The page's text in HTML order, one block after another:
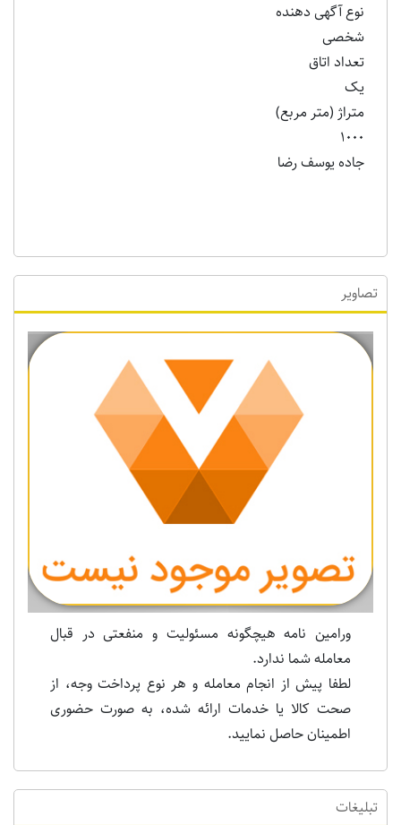
نوع آگهی دهنده
شخصی
تعداد اتاق
یک
متراژ (متر مربع)
۱۰۰۰
جاده یوسف رضا
تصاویر
ورامین نامه هیچگونه مسئولیت و منفعتی در قبال
معامله شما ندارد.
لطفا پیش از انجام معامله و هر نوع پرداخت وجه، از
صحت کالا یا خدمات ارائه شده، به صورت حضوری
اطمینان حاصل نمایید.
تبلیغات